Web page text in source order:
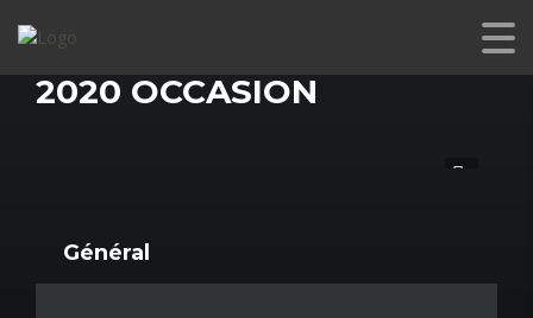
2020 OCCASION
Général